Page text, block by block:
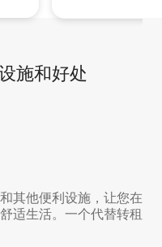
施和好处
其他便利设施，让您在
适生活。一个代替转租